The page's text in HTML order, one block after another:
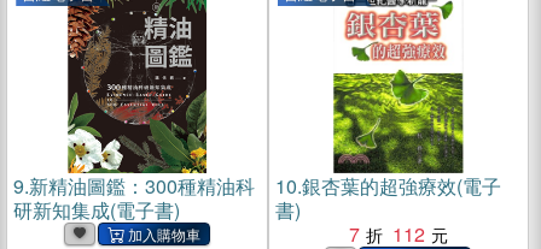
9.新精油圖鑑：300種精油科
研新知集成(電子書)
10.銀杏葉的超強療效(電子
書)
7
112